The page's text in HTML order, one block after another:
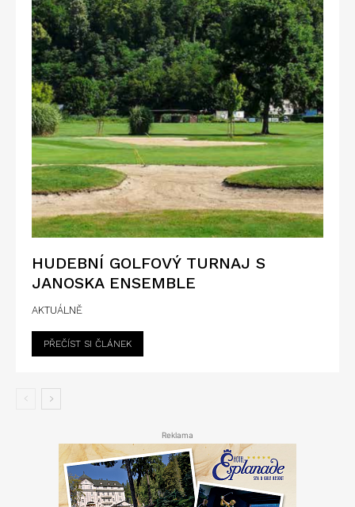
HUDEBNÍ GOLFOVÝ TURNAJ S
JANOSKA ENSEMBLE
AKTUÁLNĚ
PŘEČÍST SI ČLÁNEK
Reklama